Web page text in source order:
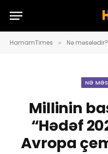
HamamTimes » Nə məsələdir?
NƏ
Millinin
“Hədəf
Avropa